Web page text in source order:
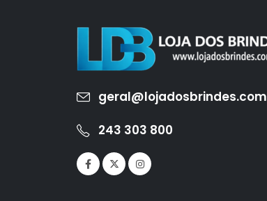
geral@lojadosbrindes.com
243 303 800